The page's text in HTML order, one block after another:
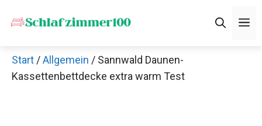
Inhalt
Start /Allgemein / Sannwald Daunen-
Kassettenbettdecke extra warm Test